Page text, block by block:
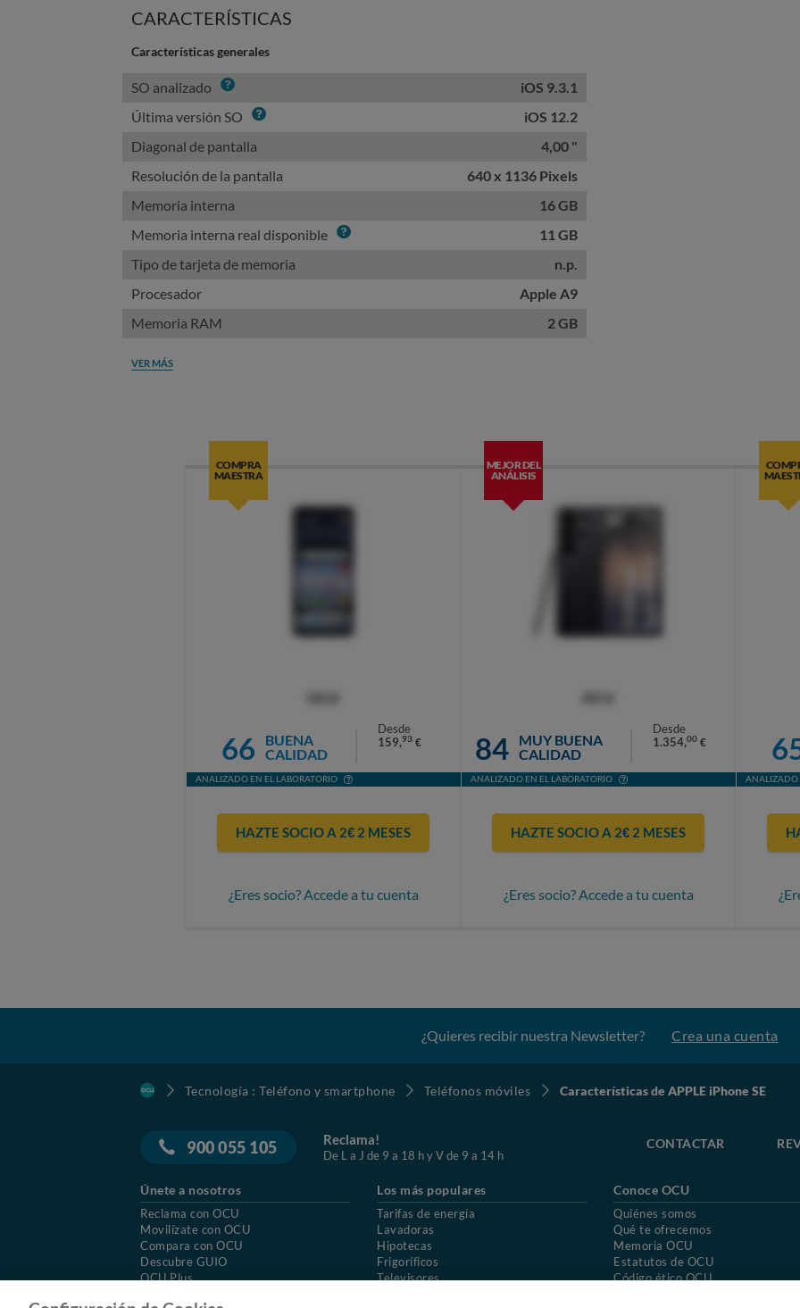
CARACTERÍSTICAS
Características generales
SO analizado Info
iOS 9.3.1
Última versión SO Info
iOS 12.2
Diagonal de pantalla
4,00 "
Resolución de la pantalla
640 x 1136 Pixels
Memoria interna
16 GB
Memoria interna real disponible Info
11 GB
Tipo de tarjeta de memoria
n.p.
Procesador
Apple A9
Memoria RAM
2 GB
VER MÁS
COMPRA
MAESTRA
66
BUENA
CALIDAD
Desde
159,93 €
ANALIZADO EN EL LABORATORIO
HAZTE SOCIO A 2€ 2 MESES
¿Eres socio? Accede a tu cuenta
MEJOR DEL
ANÁLISIS
84
MUY BUENA
CALIDAD
Desde
1.354,00 €
ANALIZADO EN EL LABORATORIO
HAZTE SOCIO A 2€ 2 MESES
¿Eres socio? Accede a tu cuenta
ANALIZADO
¿Quieres recibir nuestra Newsletter? Crea una cuenta
Tecnología : Teléfono y smartphone Teléfonos móviles Características de APPLE iPhone SE
900 055 105 Reclama!
De L a J de 9 a 18 h y V de 9 a 14 h
CONTACTAR
Únete a nosotros
Reclama con OCU
Movilízate con OCU
Compara con OCU
Descubre GUIO
OCU Plus
Los más populares
Tarifas de energía
Lavadoras
Hipotecas
Frigoríficos
Televisores
Conoce OCU
Quiénes somos
Qué te ofrecemos
Memoria OCU
Estatutos de OCU
Código ético OCU